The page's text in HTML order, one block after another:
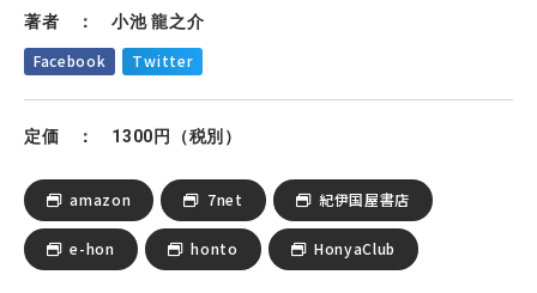
著者 ： 小池 龍之介
Facebook Twitter
定価 ： 1300円（税別）
amazon 7net 紀伊国屋書店
e-hon honto HonyaClub